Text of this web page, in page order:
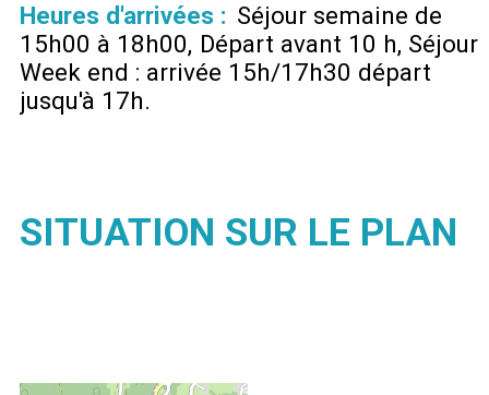
Heures d'arrivées : Séjour semaine de
15h00 à 18h00 Départ avant 10 h Séjour
Week end : arrivée 15h/17h30 départ
jusqu'à 17h
SITUATION SUR LE PLAN